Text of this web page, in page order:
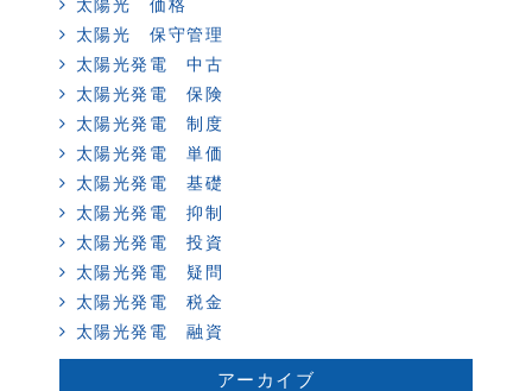
太陽光 価格
太陽光 保守管理
太陽光発電 中古
太陽光発電 保険
太陽光発電 制度
太陽光発電 単価
太陽光発電 基礎
太陽光発電 抑制
太陽光発電 投資
太陽光発電 疑問
太陽光発電 税金
太陽光発電 融資
アーカイブ